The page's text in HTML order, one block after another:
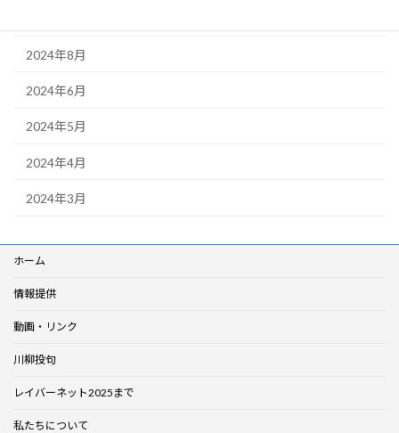
2024年8月
2024年6月
2024年5月
2024年4月
2024年3月
ホーム
情報提供
動画・リンク
川柳投句
レイバーネット2025まで
私たちについて